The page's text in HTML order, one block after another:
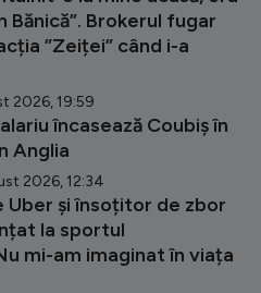
Bănică”. Brokerul fugar
”Zeiței” când i-a
2026, 19:59
încasează Coubiș în
Anglia
2026, 12:34
și însoțitor de zbor
la sportul
mi-am imaginat în viața